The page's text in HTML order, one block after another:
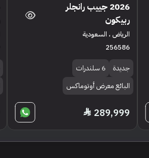
2026 جييب رانجلر
ربيكون
الرياض ، السعودية
256586
جديدة
6 سلندرات
البائع معرض أوتوماكس
289,999